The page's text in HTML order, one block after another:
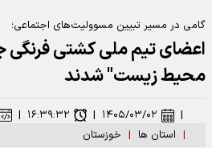
گامی در مسیر تبیین مسوولیت‌های اجتماعی؛
اعضای تیم ملی کشتی فرنگی
محیط زیست" شدند
| استان ها | خوزستان
| ۱۴۰۵/۰۳/۰۲ | ۱۶:۳۹:۳۲ |